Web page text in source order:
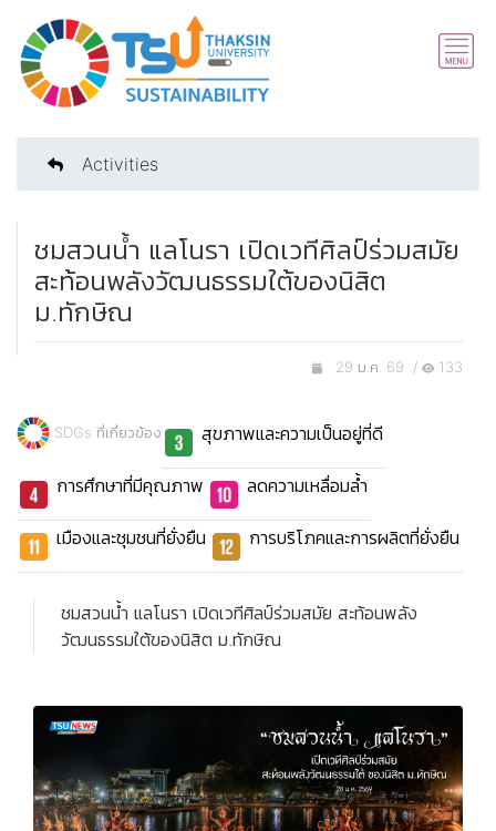
Activities
ชมสวนน้ำ แลโนรา เปิดเวทีศิลป์ร่วมสมัย
สะท้อนพลังวัฒนธรรมใต้ของนิสิต
ม.ทักษิณ
29 ม.ค. 69 / 133
SDGs ที่เกี่ยวข้อง สุขภาพและความเป็นอยู่ที่ดี
การศึกษาที่มีคุณภาพ ลดความเหลื่อมล้ำ
เมืองและชุมชนที่ยั่งยืน การบริโภคและการผลิตที่ยั่งยืน
ชมสวนน้ำ แลโนรา เปิดเวทีศิลป์ร่วมสมัย สะท้อนพลัง
วัฒนธรรมใต้ของนิสิต ม.ทักษิณ